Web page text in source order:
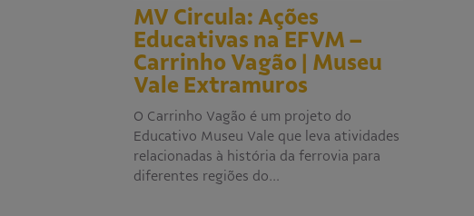
MV Circula: Ações
Educativas na EFVM –
Carrinho Vagão | Museu
Vale Extramuros
O Carrinho Vagão é um projeto do
Educativo Museu Vale que leva atividades
relacionadas à história da ferrovia para
diferentes regiões do…